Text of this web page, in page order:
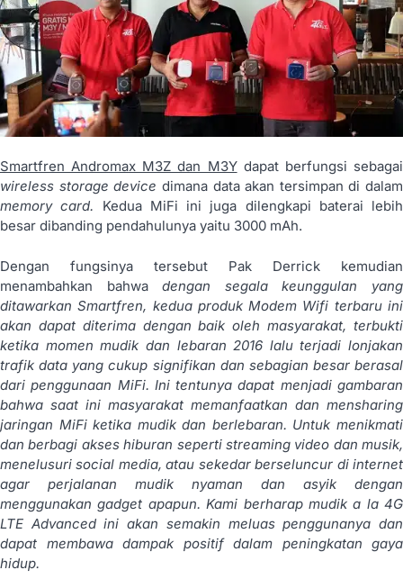
Smartfren Andromax M3Z dan M3Ydapat berfungsi sebagai
wireless storage device dimana data akan tersimpan di dalam
memory card. Kedua MiFi ini juga dilengkapi baterai lebih
besar dibanding pendahulunya yaitu 3000 mAh.
Dengan fungsinya tersebut Pak Derrick kemudian
menambahkan bahwadengan segala keunggulan yang
ditawarkan Smartfren, kedua produk Modem Wifi terbaru ini
akan dapat diterima dengan baik oleh masyarakat, terbukti
ketika momen mudik dan lebaran 2016 lalu terjadi lonjakan
trafik data yang cukup signifikan dan sebagian besar berasal
dari penggunaan MiFi. Ini tentunya dapat menjadi gambaran
bahwa saat ini masyarakat memanfaatkan dan mensharing
jaringan MiFi ketika mudik dan berlebaran. Untuk menikmati
dan berbagi akses hiburan seperti streaming video dan musik,
menelusuri social media, atau sekedar berseluncur di internet
agar perjalanan mudik nyaman dan asyik dengan
menggunakan gadget apapun. Kami berharap mudik a la 4G
LTE Advanced ini akan semakin meluas penggunanya dan
dapat membawa dampak positif dalam peningkatan gaya
hidup.